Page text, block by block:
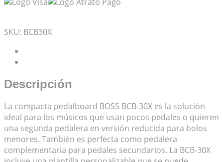
SKU: BCB30X
Descripción
La compacta pedalboard BOSS BCB-30X es la solución
ideal para los músicos que usan pocos pedales o quieren
una segunda pedalera en versión reducida para bolos
menores. También es perfecta como pedalera
complementaria para pedales secundarios. La BCB-30X